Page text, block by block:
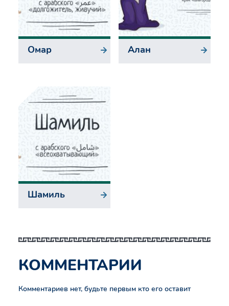
Омар Алан
Шамиль
КОММЕНТАРИИ
Комментариев нет, будьте первым кто его оставит